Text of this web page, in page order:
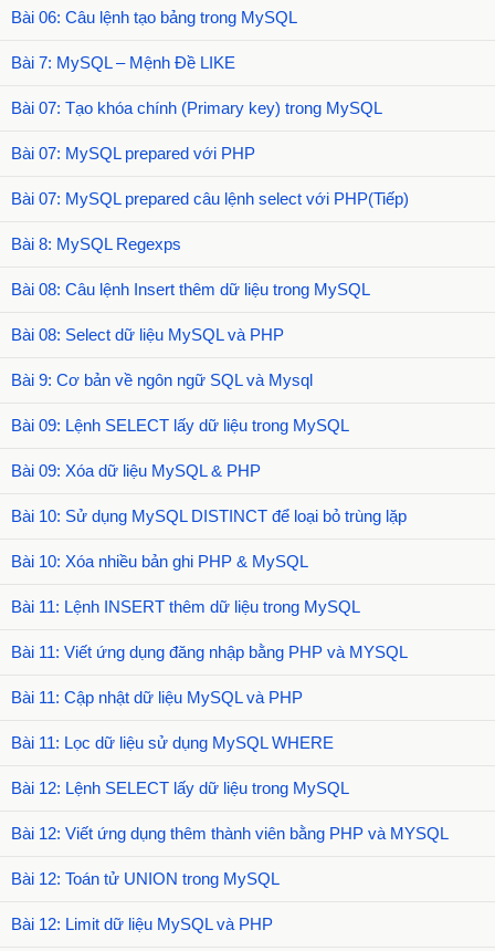
Bài 06: Câu lệnh tạo bảng trong MySQL
Bài 7: MySQL – Mệnh Đề LIKE
Bài 07: Tạo khóa chính (Primary key) trong MySQL
Bài 07: MySQL prepared với PHP
Bài 07: MySQL prepared câu lệnh select với PHP(Tiếp)
Bài 8: MySQL Regexps
Bài 08: Câu lệnh Insert thêm dữ liệu trong MySQL
Bài 08: Select dữ liệu MySQL và PHP
Bài 9: Cơ bản về ngôn ngữ SQL và Mysql
Bài 09: Lệnh SELECT lấy dữ liệu trong MySQL
Bài 09: Xóa dữ liệu MySQL & PHP
Bài 10: Sử dụng MySQL DISTINCT để loại bỏ trùng lặp
Bài 10: Xóa nhiều bản ghi PHP & MySQL
Bài 11: Lệnh INSERT thêm dữ liệu trong MySQL
Bài 11: Viết ứng dụng đăng nhập bằng PHP và MYSQL
Bài 11: Cập nhật dữ liệu MySQL và PHP
Bài 11: Lọc dữ liệu sử dụng MySQL WHERE
Bài 12: Lệnh SELECT lấy dữ liệu trong MySQL
Bài 12: Viết ứng dụng thêm thành viên bằng PHP và MYSQL
Bài 12: Toán tử UNION trong MySQL
Bài 12: Limit dữ liệu MySQL và PHP